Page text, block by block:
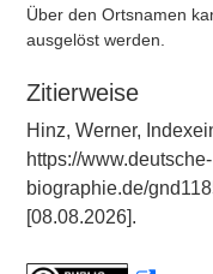
Über den Ortsnamen
ausgelöst werden.
Zitierweise
Hinz, Werner,
https://www.deutsche-
biographie.de/
[08.08.2026].